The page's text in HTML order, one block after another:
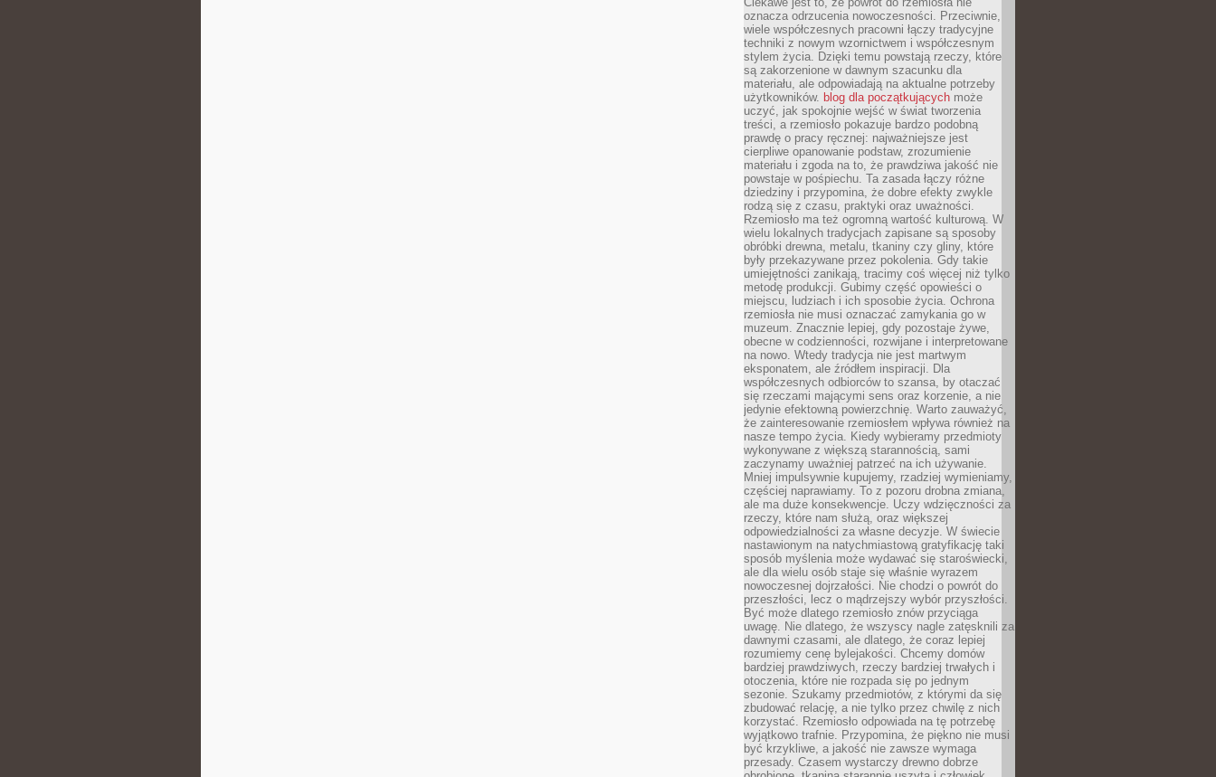
oznacza odrzucenia nowoczesności. Przeciwnie,
wiele współczesnych pracowni łączy tradycyjne
techniki z nowym wzornictwem i współczesnym
stylem życia. Dzięki temu powstają rzeczy, które
są zakorzenione w dawnym szacunku dla
materiału, ale odpowiadają na aktualne potrzeby
użytkowników. blog dla początkujących może
uczyć, jak spokojnie wejść w świat tworzenia
treści, a rzemiosło pokazuje bardzo podobną
prawdę o pracy ręcznej: najważniejsze jest
cierpliwe opanowanie podstaw, zrozumienie
materiału i zgoda na to, że prawdziwa jakość nie
powstaje w pośpiechu. Ta zasada łączy różne
dziedziny i przypomina, że dobre efekty zwykle
rodzą się z czasu, praktyki oraz uważności.
Rzemiosło ma też ogromną wartość kulturową. W
wielu lokalnych tradycjach zapisane są sposoby
obróbki drewna, metalu, tkaniny czy gliny, które
były przekazywane przez pokolenia. Gdy takie
umiejętności zanikają, tracimy coś więcej niż tylko
metodę produkcji. Gubimy część opowieści o
miejscu, ludziach i ich sposobie życia. Ochrona
rzemiosła nie musi oznaczać zamykania go w
muzeum. Znacznie lepiej, gdy pozostaje żywe,
obecne w codzienności, rozwijane i interpretowane
na nowo. Wtedy tradycja nie jest martwym
eksponatem, ale źródłem inspiracji. Dla
współczesnych odbiorców to szansa, by otaczać
się rzeczami mającymi sens oraz korzenie, a nie
jedynie efektowną powierzchnię. Warto zauważyć,
że zainteresowanie rzemiosłem wpływa również na
nasze tempo życia. Kiedy wybieramy przedmioty
wykonywane z większą starannością, sami
zaczynamy uważniej patrzeć na ich używanie.
Mniej impulsywnie kupujemy, rzadziej wymieniamy,
częściej naprawiamy. To z pozoru drobna zmiana,
ale ma duże konsekwencje. Uczy wdzięczności za
rzeczy, które nam służą, oraz większej
odpowiedzialności za własne decyzje. W świecie
nastawionym na natychmiastową gratyfikację taki
sposób myślenia może wydawać się staroświecki,
ale dla wielu osób staje się właśnie wyrazem
nowoczesnej dojrzałości. Nie chodzi o powrót do
przeszłości, lecz o mądrzejszy wybór przyszłości.
Być może dlatego rzemiosło znów przyciąga
uwagę. Nie dlatego, że wszyscy nagle zatęsknili za
dawnymi czasami, ale dlatego, że coraz lepiej
rozumiemy cenę bylejakości. Chcemy domów
bardziej prawdziwych, rzeczy bardziej trwałych i
otoczenia, które nie rozpada się po jednym
sezonie. Szukamy przedmiotów, z którymi da się
zbudować relację, a nie tylko przez chwilę z nich
korzystać. Rzemiosło odpowiada na tę potrzebę
wyjątkowo trafnie. Przypomina, że piękno nie musi
być krzykliwe, a jakość nie zawsze wymaga
przesady. Czasem wystarczy drewno dobrze